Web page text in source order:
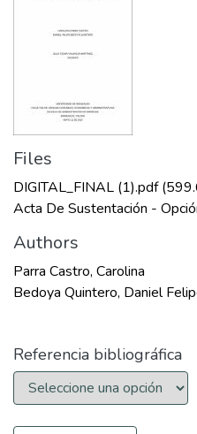
Files
DIGITAL_FINAL (1).pdf
Acta De Sustentación -
Authors
Parra Castro, Carolina
Bedoya Quintero, Daniel
Referencia bibliográfica